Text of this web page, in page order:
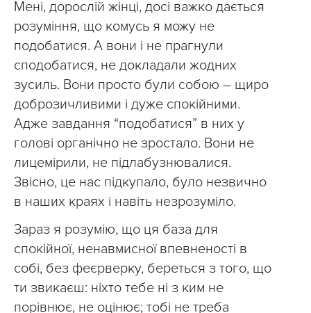
Мені, дорослій жінці, досі важко дається
розуміння, що комусь я можу не
подобатися. А вони і не прагнули
сподобатися, не докладали жодних
зусиль. Вони просто були собою – щиро
доброзичливими і дуже спокійними.
Адже завдання “подобатися” в них у
голові органічно не зростало. Вони не
лицемірили, не підлабузнювалися.
Звісно, це нас підкупало, було незвично
в наших краях і навіть незрозуміло.
Зараз я розумію, що ця база для
спокійної, ненавмисної впевненості в
собі, без феєрверку, береться з того, що
ти звикаєш: ніхто тебе ні з ким не
порівнює, не оцінює; тобі не треба